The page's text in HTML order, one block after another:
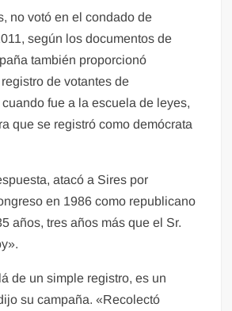
no votó en el condado de
según los documentos de
también proporcionó
de votantes de
fue a la escuela de leyes,
que se registró como demócrata
atacó a Sires por
en 1986 como republicano
años, tres años más que el Sr.
de un simple registro, es un
su campaña. «Recolectó